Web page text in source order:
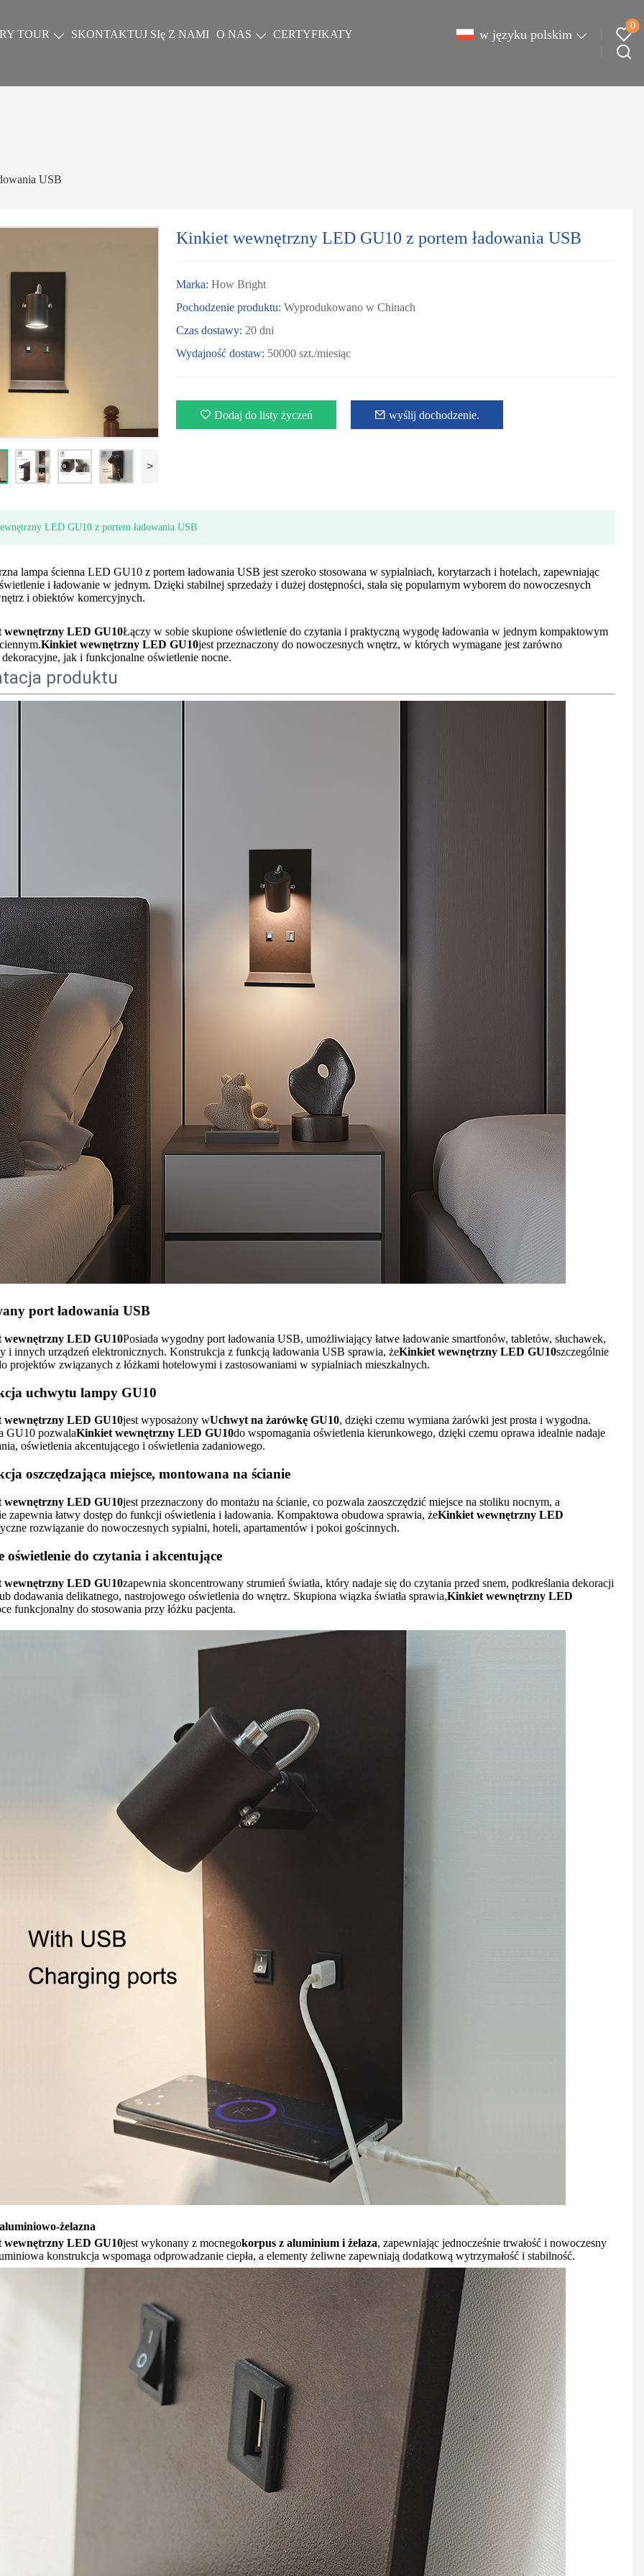
TOUR SKONTAKTUJ SIę Z NAMI O NAS CERTYFIKATY w języku polskim
0
USB
>
Kinkiet wewnętrzny LED GU10 z portem ładowania USB
Marka: How Bright
Pochodzenie produktu: Wyprodukowano w Chinach
Czas dostawy: 20 dni
Wydajność dostaw: 50000 szt./miesiąc
Dodaj do listy życzeń wyślij dochodzenie.
LED GU10 z portem ładowania USB
lampa ścienna LED GU10 z portem ładowania USB jest szeroko stosowana w sypialniach, korytarzach i hotelach, zapewniając
i ładowanie w jednym. Dzięki stabilnej sprzedaży i dużej dostępności, stała się popularnym wyborem do nowoczesnych
i obiektów komercyjnych.
wewnętrzny LED GU10Łączy w sobie skupione oświetlenie do czytania i praktyczną wygodę ładowania w jednym kompaktowym
Kinkiet wewnętrzny LED GU10jest przeznaczony do nowoczesnych wnętrz, w których wymagane jest zarówno
jak i funkcjonalne oświetlenie nocne.
produktu
port ładowania USB
wewnętrzny LED GU10Posiada wygodny port ładowania USB, umożliwiający łatwe ładowanie smartfonów, tabletów, słuchawek,
i innych urządzeń elektronicznych. Konstrukcja z funkcją ładowania USB sprawia, żeKinkiet wewnętrzny LED GU10szczególnie
projektów związanych z łóżkami hotelowymi i zastosowaniami w sypialniach mieszkalnych.
uchwytu lampy GU10
wewnętrzny LED GU10jest wyposażony wUchwyt na żarówkę GU10, dzięki czemu wymiana żarówki jest prosta i wygodna.
GU10 pozwalaKinkiet wewnętrzny LED GU10do wspomagania oświetlenia kierunkowego, dzięki czemu oprawa idealnie nadaje
oświetlenia akcentującego i oświetlenia zadaniowego.
oszczędzająca miejsce, montowana na ścianie
wewnętrzny LED GU10jest przeznaczony do montażu na ścianie, co pozwala zaoszczędzić miejsce na stoliku nocnym, a
zapewnia łatwy dostęp do funkcji oświetlenia i ładowania. Kompaktowa obudowa sprawia, żeKinkiet wewnętrzny LED
rozwiązanie do nowoczesnych sypialni, hoteli, apartamentów i pokoi gościnnych.
oświetlenie do czytania i akcentujące
wewnętrzny LED GU10zapewnia skoncentrowany strumień światła, który nadaje się do czytania przed snem, podkreślania dekoracji
dodawania delikatnego, nastrojowego oświetlenia do wnętrz. Skupiona wiązka światła sprawia,Kinkiet wewnętrzny LED
funkcjonalny do stosowania przy łóżku pacjenta.
żelazna
wewnętrzny LED GU10jest wykonany z mocnegokorpus z aluminium i żelaza, zapewniając jednocześnie trwałość i nowoczesny
konstrukcja wspomaga odprowadzanie ciepła, a elementy żeliwne zapewniają dodatkową wytrzymałość i stabilność.